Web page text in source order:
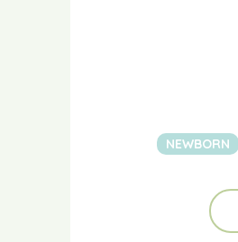
NEWBORN